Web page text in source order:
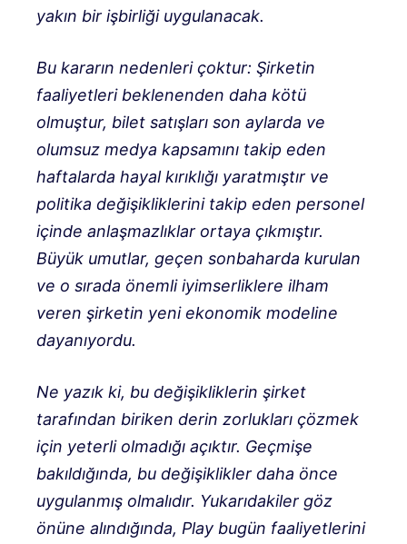
yakın bir işbirliği uygulanacak.
Bu kararın nedenleri çoktur: Şirketin
faaliyetleri beklenenden daha kötü
olmuştur, bilet satışları son aylarda ve
olumsuz medya kapsamını takip eden
haftalarda hayal kırıklığı yaratmıştır ve
politika değişikliklerini takip eden personel
içinde anlaşmazlıklar ortaya çıkmıştır.
Büyük umutlar, geçen sonbaharda kurulan
ve o sırada önemli iyimserliklere ilham
veren şirketin yeni ekonomik modeline
dayanıyordu.
Ne yazık ki, bu değişikliklerin şirket
tarafından biriken derin zorlukları çözmek
için yeterli olmadığı açıktır. Geçmişe
bakıldığında, bu değişiklikler daha önce
uygulanmış olmalıdır. Yukarıdakiler göz
önüne alındığında, Play bugün faaliyetlerini